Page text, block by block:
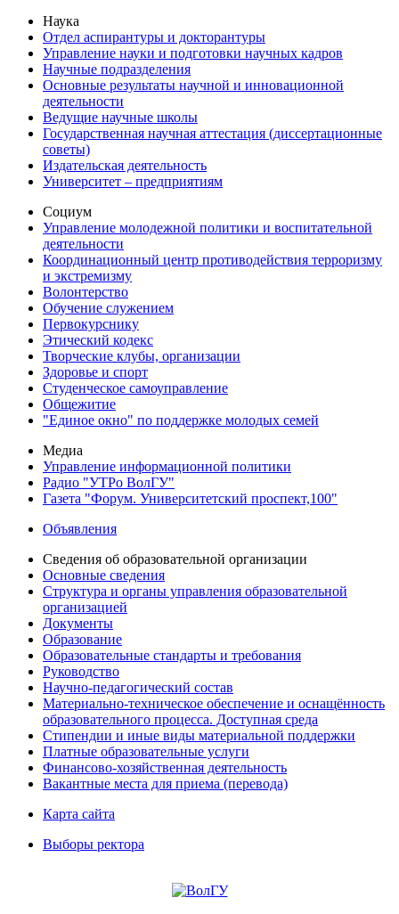
Наука
Отдел аспирантуры и докторантуры
Управление науки и подготовки научных кадров
Научные подразделения
Основные результаты научной и инновационной
деятельности
Ведущие научные школы
Государственная научная аттестация (диссертационные
советы)
Издательская деятельность
Университет – предприятиям
Социум
Управление молодежной политики и воспитательной
деятельности
Координационный центр противодействия терроризму
и экстремизму
Волонтерство
Обучение служением
Первокурснику
Этический кодекс
Творческие клубы, организации
Здоровье и спорт
Студенческое самоуправление
Общежитие
"Единое окно" по поддержке молодых семей
Медиа
Управление информационной политики
Радио "УТРо ВолГУ"
Газета "Форум. Университетский проспект,100"
Объявления
Сведения об образовательной организации
Основные сведения
Структура и органы управления образовательной
организацией
Документы
Образование
Образовательные стандарты и требования
Руководство
Научно-педагогический состав
Материально-техническое обеспечение и оснащённость
образовательного процесса. Доступная среда
Стипендии и иные виды материальной поддержки
Платные образовательные услуги
Финансово-хозяйственная деятельность
Вакантные места для приема (перевода)
Карта сайта
Выборы ректора